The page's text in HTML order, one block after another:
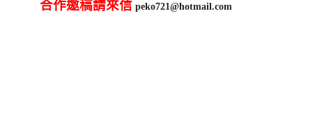
合作邀稿請來信 peko721@hotmail.com